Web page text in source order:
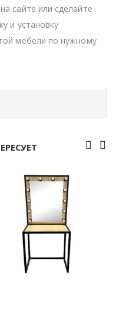
сайте или сделайте
и установку
мебели по нужному